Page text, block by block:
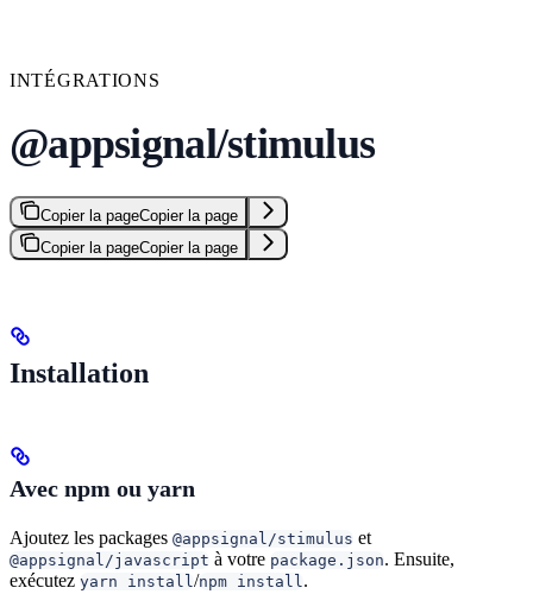
INTÉGRATIONS
@appsignal/stimulus
Copier la pageCopier la page
Copier la pageCopier la page
Installation
Avec npm ou yarn
Ajoutez les packages @appsignal/stimulus et
@appsignal/javascript à votre package.json. Ensuite,
exécutez yarn install /npm install .